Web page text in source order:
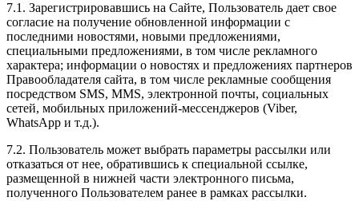
7.1. Зарегистрировавшись на Сайте, Пользователь дает свое
согласие на получение обновленной информации с
последними новостями, новыми предложениями,
специальными предложениями, в том числе рекламного
характера; информации о новостях и предложениях партнеров
Правообладателя сайта, в том числе рекламные сообщения
посредством SMS, MMS, электронной почты, социальных
сетей, мобильных приложений-мессенджеров (Viber,
WhatsApp и т.д.).
7.2. Пользователь может выбрать параметры рассылки или
отказаться от нее, обратившись к специальной ссылке,
размещенной в нижней части электронного письма,
полученного Пользователем ранее в рамках рассылки.